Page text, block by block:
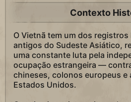
Contexto
O Vietnã tem um dos
antigos do Sudeste Asiático,
uma constante luta pela
ocupação estrangeira —
chineses, colonos europeus e
Estados Unidos.